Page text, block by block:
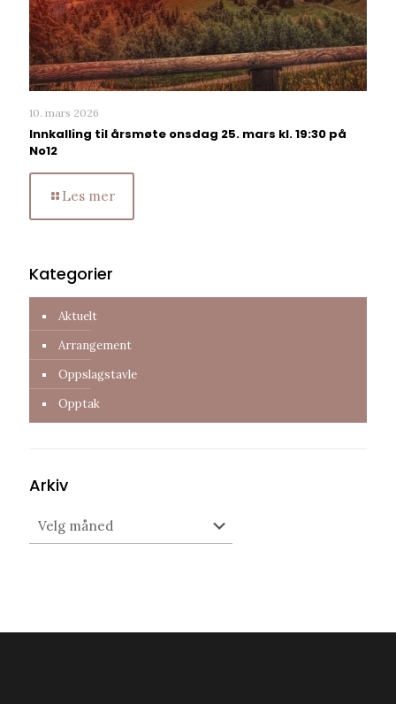
10. mars 2026
Innkalling til årsmøte onsdag 25. mars kl. 19:30 på
No12
Les mer
Kategorier
Aktuelt
Arrangement
Oppslagstavle
Opptak
Arkiv